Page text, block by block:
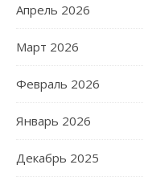
Апрель 2026
Март 2026
Февраль 2026
Январь 2026
Декабрь 2025